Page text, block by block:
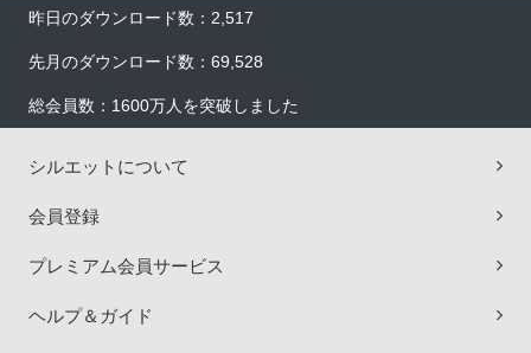
昨日のダウンロード数：2,517
先月のダウンロード数：69,528
総会員数：1600万人を突破しました
シルエットについて
会員登録
プレミアム会員サービス
ヘルプ＆ガイド